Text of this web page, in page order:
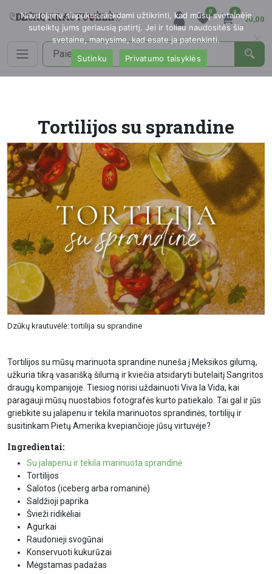
0 0
€0,00
Tortilijos su sprandine
Dzūkų krautuvėlė: tortilija su sprandine
Tortilijos su mūsų marinuota sprandine nuneša į Meksikos gilumą,
užkuria tikrą vasarišką šilumą ir kviečia atsidaryti butelaitį Sangritos
draugų kompanijoje. Tiesiog norisi uždainuoti Viva la Vida, kai
paragauji mūsų nuostabios fotografės kurto patiekalo. Tai gal ir jūs
griebkite su jalapenu ir tekila marinuotos sprandinės, tortilijų ir
susitinkam Pietų Amerika kvepiančioje jūsų virtuvėje?
Ingredientai:
Su jalapenu ir tekila marinuota sprandinė
Tortilijos
Salotos (iceberg arba romaninė)
Saldžioji paprika
Švieži ridikėliai
Agurkai
Raudonieji svogūnai
Konservuoti kukurūzai
Mėgstamas padažas
Naudojame slapukus siekdami užtikrinti, kad mūsų svetainėje
suteiktų jums geriausią patirtį. Jei ir toliau naudositės šia
svetaine, manysime, kad esate ja patenkinti.
Sutinku
Privatumo taisyklės